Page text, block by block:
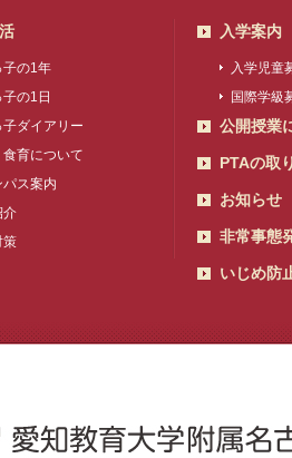
子の1年
の1日
子ダイアリー
育について
パス案内
介
策
入学案内
入学児童
国際学級
公開授業
PTAの取
お知らせ
非常事態
いじめ防